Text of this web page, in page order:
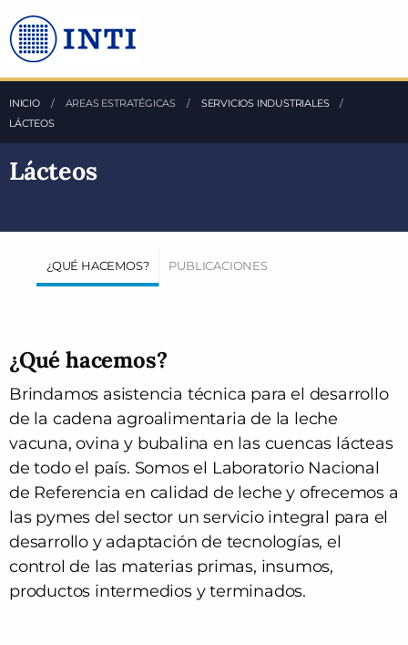
Saltea al Contenido principal
INICIO AREAS ESTRATÉGICAS
SERVICIOS INDUSTRIALES
LÁCTEOS
Lácteos
¿QUÉ HACEMOS? PUBLICACIONES
¿Qué hacemos?
Brindamos asistencia técnica para el desarrollo
de la cadena agroalimentaria de la leche
vacuna, ovina y bubalina en las cuencas lácteas
de todo el país. Somos el Laboratorio Nacional
de Referencia en calidad de leche y ofrecemos a
las pymes del sector un servicio integral para el
desarrollo y adaptación de tecnologías, el
control de las materias primas, insumos,
productos intermedios y terminados.